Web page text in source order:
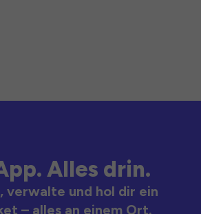
Alles drin.
verwalte und hol dir ein
– alles an einem Ort.